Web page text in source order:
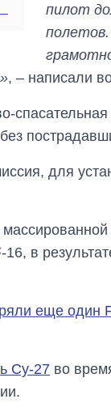
пилот
, – написали
для
в
еще один
Су-27 во